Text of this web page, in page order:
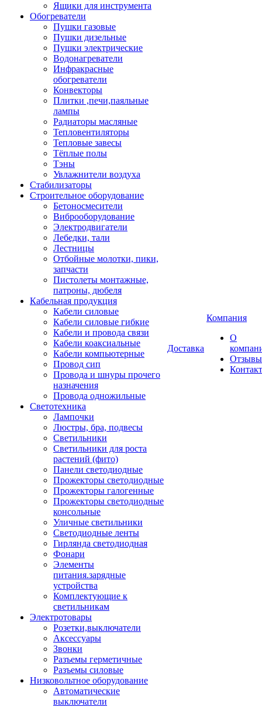
Ящики для инструмента
Обогреватели
Пушки газовые
Пушки дизельные
Пушки электрические
Водонагреватели
Инфракрасные
обогреватели
Конвекторы
Плитки ,печи,паяльные
лампы
Радиаторы масляные
Тепловентиляторы
Тепловые завесы
Тёплые полы
Тэны
Увлажнители воздуха
Стабилизаторы
Строительное оборудование
Бетоносмесители
Виброоборудование
Электродвигатели
Лебедки, тали
Лестницы
Отбойные молотки, пики,
запчасти
Пистолеты монтажные,
патроны, дюбеля
Кабельная продукция
Кабели силовые
Кабели силовые гибкие
Кабели и провода связи
Кабели коаксиальные
Кабели компьютерные
Провод сип
Провода и шнуры прочего
назначения
Провода одножильные
Светотехника
Лампочки
Люстры, бра, подвесы
Светильники
Светильники для роста
растений (фито)
Панели светодиодные
Прожекторы светодиодные
Прожекторы галогенные
Прожекторы светодиодные
консольные
Уличные светильники
Светодиодные ленты
Гирлянда светодиодная
Фонари
Элементы
питания.зарядные
устройства
Комплектующие к
светильникам
Электротовары
Розетки,выключатели
Аксессуары
Звонки
Разъемы герметичные
Разъемы силовые
Низковольтное оборудование
Автоматические
выключатели
Доставка
Компания
О
Отзывы